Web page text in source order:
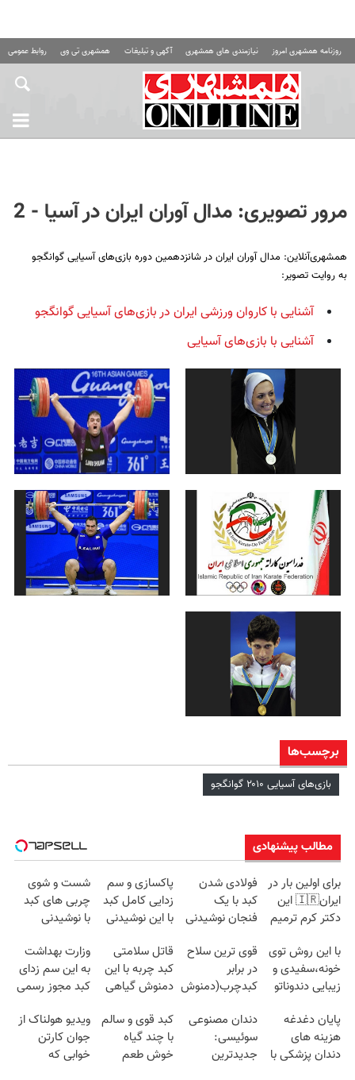
روزنامه همشهری امروز نیازمندی های همشهری آگهی و تبلیغات همشهری تی وی روابط عمومی
مرور تصویری: مدال آوران ایران در آسیا - 2
همشهری‌آنلاین: مدال آوران ایران در شانزدهمین دوره بازی‌های آسیایی گوانگجو
به روایت تصویر:
آشنایی با کاروان ورزشی ایران در بازی‌های آسیایی گوانگجو
آشنایی با بازی‌های آسیایی
برچسب‌ها
بازی‌های آسیایی ۲۰۱۰ گوانگجو
مطالب پیشنهادی
برای اولین بار در
ایران🇮🇷 این
دکتر کرم ترمیم
ساخت!
فولادی شدن
کبد با یک
فنجان نوشیدنی
پاکسازی و سم
زدایی کامل کبد
با این نوشیدنی
شست و شوی
چربی های کبد
با نوشیدنی
با این روش توی
خونه،سفیدی و
زیبایی دندوناتو
(40%off)
قوی ترین سلاح
در برابر
کبدچرب(دمنوش
گیاهی55%تخفیف)
قاتل سلامتی
کبد چربه با این
دمنوش گیاهی
وزارت بهداشت
به این سم زدای
کبد مجوز رسمی
پایان دغدغه
هزینه های
دندان پزشکی با
دندان مصنوعی
سوئیسی:
جدیدترین
کبد قوی و سالم
با چند گیاه
خوش طعم
ویدیو هولناک از
جوان کارتن
خوابی که